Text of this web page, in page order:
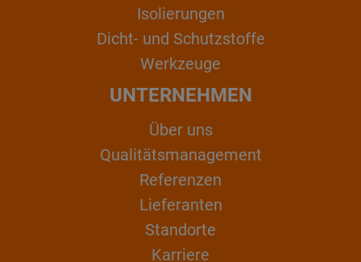
Isolierungen
Dicht- und Schutzstoffe
Werkzeuge
UNTERNEHMEN
Über uns
Qualitätsmanagement
Referenzen
Lieferanten
Standorte
Karriere